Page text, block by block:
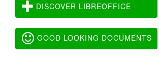
DISCOVER LIBREOFFICE
GOOD LOOKING DOCUMENTS